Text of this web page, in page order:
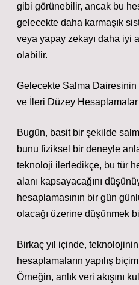
gibi görünebilir, ancak bu
gelecekte daha karmaşık
veya yapay zekayı daha iyi
olabilir.
Gelecekte Salma Dairesinin
ve İleri Düzey Hesaplamalar
Bugün, basit bir şekilde
bunu fiziksel bir deneyle
teknoloji ilerledikçe, bu tür
alanı kapsayacağını
hesaplamasının bir gün
olacağı üzerine düşünmek
Birkaç yıl içinde,
hesaplamaların yapılış
Örneğin, anlık veri akışını